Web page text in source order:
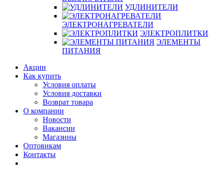
УДЛИНИТЕЛИ
ЭЛЕКТРОНАГРЕВАТЕЛИ
ЭЛЕКТРОПЛИТКИ
ЭЛЕМЕНТЫ
ПИТАНИЯ
Акции
Как купить
Условия оплаты
Условия доставки
Возврат товара
О компании
Новости
Вакансии
Магазины
Оптовикам
Контакты